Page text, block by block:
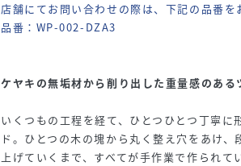
店舗にてお問い合わせの際は、下記の品番を
品番：WP-002-DZA3
ケヤキの無垢材から削り出した重量感のある
いくつもの工程を経て、ひとつひとつ丁寧に
ド。ひとつの木の塊から丸く整え穴をあけ
上げていくまで、すべてが手作業で作られて